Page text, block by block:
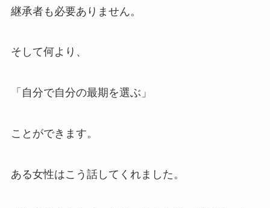
継承者も必要ありません。
そして何より、
「自分で自分の最期を選ぶ」
ことができます。
ある女性はこう話してくれました。